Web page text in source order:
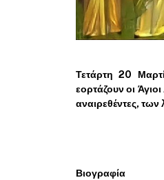
Τετάρτη 20
εορτάζουν οι
αναιρεθέντες,
Βιογραφία